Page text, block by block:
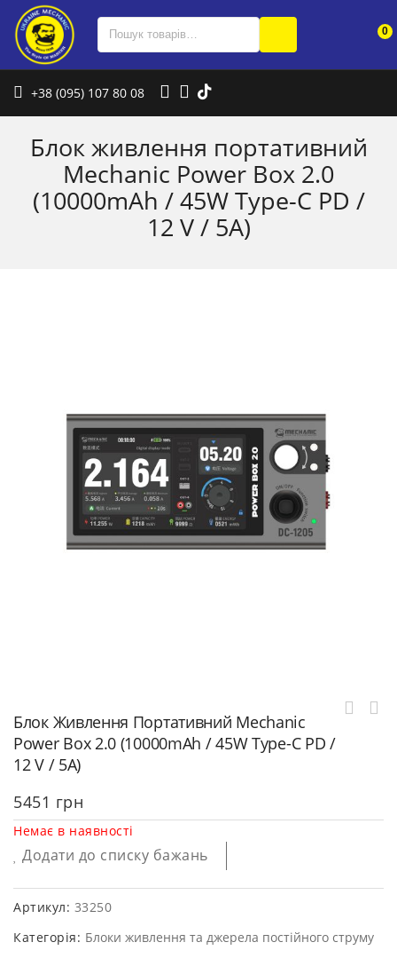
0
+38 (095) 107 80 08
Блок живлення портативний
Mechanic Power Box 2.0
(10000mAh / 45W Type-C PD /
12 V / 5A)
Блок Живлення Портативний Mechanic
Power Box 2.0 (10000mAh / 45W Type-C PD /
12 V / 5A)
5451 грн
Немає в наявності
Додати до списку бажань
Артикул: 33250
Категорія: Блоки живлення та джерела постійного струму